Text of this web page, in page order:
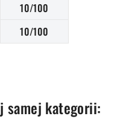
10/100
10/100
samej kategorii: